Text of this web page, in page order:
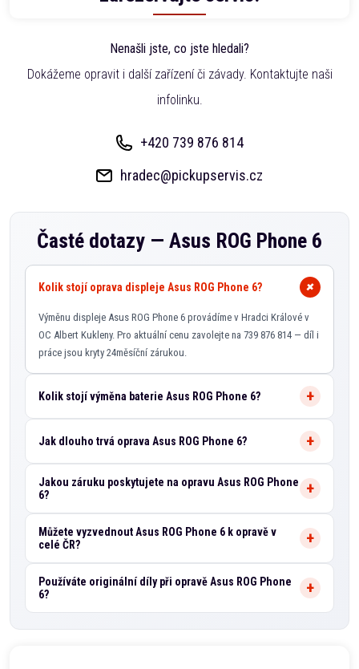
Nenašli jste, co jste hledali?
Dokážeme opravit i další zařízení či závady. Kontaktujte naši
infolinku.
+420 739 876 814
hradec@pickupservis.cz
Časté dotazy — Asus ROG Phone 6
Kolik stojí oprava displeje Asus ROG Phone 6?
Výměnu displeje Asus ROG Phone 6 provádíme v Hradci Králové v
OC Albert Kukleny. Pro aktuální cenu zavolejte na 739 876 814 — díl i
práce jsou kryty 24měsíční zárukou.
Kolik stojí výměna baterie Asus ROG Phone 6?
Jak dlouho trvá oprava Asus ROG Phone 6?
Jakou záruku poskytujete na opravu Asus ROG Phone
6?
Můžete vyzvednout Asus ROG Phone 6 k opravě v
celé ČR?
Používáte originální díly při opravě Asus ROG Phone
6?